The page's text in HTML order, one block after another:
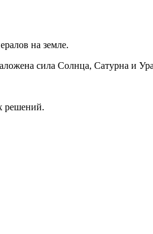
на земле.
сила Солнца, Сатурна и
решений.